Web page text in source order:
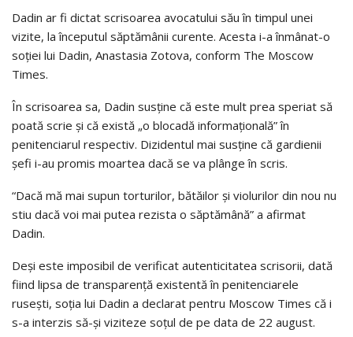
Dadin ar fi dictat scrisoarea avocatului său în timpul unei
vizite, la începutul săptămânii curente. Acesta i-a înmânat-o
soţiei lui Dadin, Anastasia Zotova, conform The Moscow
Times.
În scrisoarea sa, Dadin susţine că este mult prea speriat să
poată scrie şi că există „o blocadă informaţională” în
penitenciarul respectiv. Dizidentul mai susţine că gardienii
şefi i-au promis moartea dacă se va plânge în scris.
“Dacă mă mai supun torturilor, bătăilor şi violurilor din nou nu
stiu dacă voi mai putea rezista o săptămână” a afirmat
Dadin.
Deşi este imposibil de verificat autenticitatea scrisorii, dată
fiind lipsa de transparenţă existentă în penitenciarele
ruseşti, soţia lui Dadin a declarat pentru Moscow Times că i
s-a interzis să-şi viziteze soţul de pe data de 22 august.